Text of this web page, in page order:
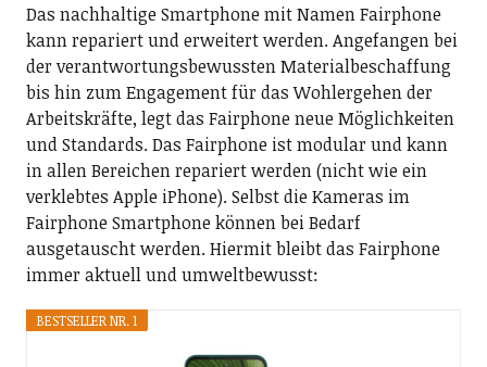
Das nachhaltige Smartphone mit Namen Fairphone
kann repariert und erweitert werden. Angefangen bei
der verantwortungsbewussten Materialbeschaffung
bis hin zum Engagement für das Wohlergehen der
Arbeitskräfte, legt das Fairphone neue Möglichkeiten
und Standards. Das Fairphone ist modular und kann
in allen Bereichen repariert werden (nicht wie ein
verklebtes Apple iPhone). Selbst die Kameras im
Fairphone Smartphone können bei Bedarf
ausgetauscht werden. Hiermit bleibt das Fairphone
immer aktuell und umweltbewusst:
BESTSELLER NR. 1